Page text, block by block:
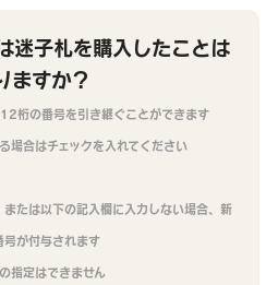
迷子札を購入したことは
ますか？
桁の番号を引き継ぐことができます
場合はチェックを入れてください
たは以下の記入欄に入力しない場合、新
号が付与されます
指定はできません